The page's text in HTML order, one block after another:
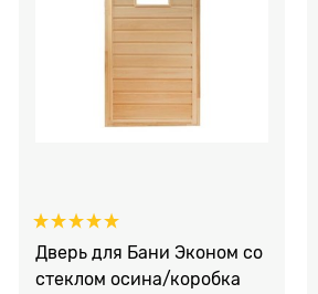
Дверь для Бани Эконом со
стеклом осина/коробка